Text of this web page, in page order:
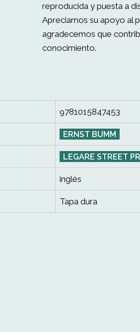
reproducida y puesta a
Apreciamos su apoyo al
agradecemos que
conocimiento.
9781015847453
ERNST BUMM
LEGARE STREET PR
inglés
Tapa dura